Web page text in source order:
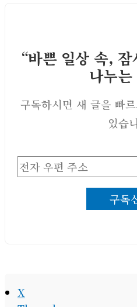
“바쁜 일상 속,
구독하시면 새 글을 빠
우